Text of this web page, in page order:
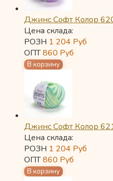
Джинс Софт Колор
Цена склада:
РОЗН 1 204 Руб
ОПТ860 Руб
Джинс Софт Колор
Цена склада:
РОЗН 1 204 Руб
ОПТ860 Руб